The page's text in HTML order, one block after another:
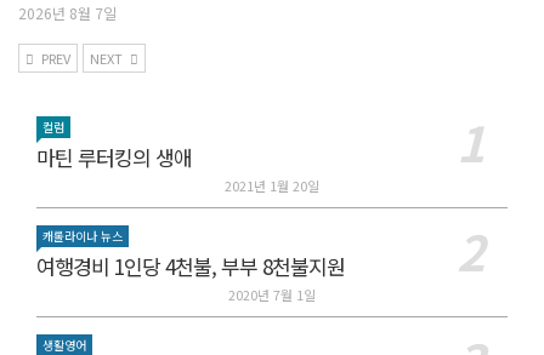
2026년 8월 7일
PREV NEXT
컬럼
마틴 루터킹의 생애
2021년 1월 20일
캐롤라이나 뉴스
여행경비 1인당 4천불, 부부 8천불지원
2020년 7월 1일
생활영어